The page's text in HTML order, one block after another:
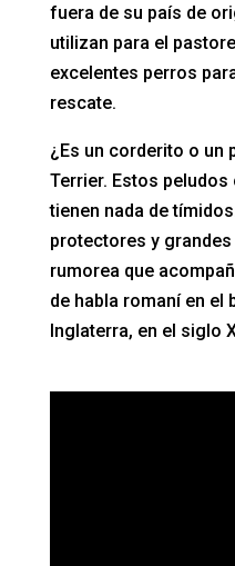
fuera de su país de
utilizan para el
excelentes perros
rescate.
¿Es un corderito o un
Terrier. Estos
tienen nada de
protectores y
rumorea que
de habla romaní en el
Inglaterra, en el siglo